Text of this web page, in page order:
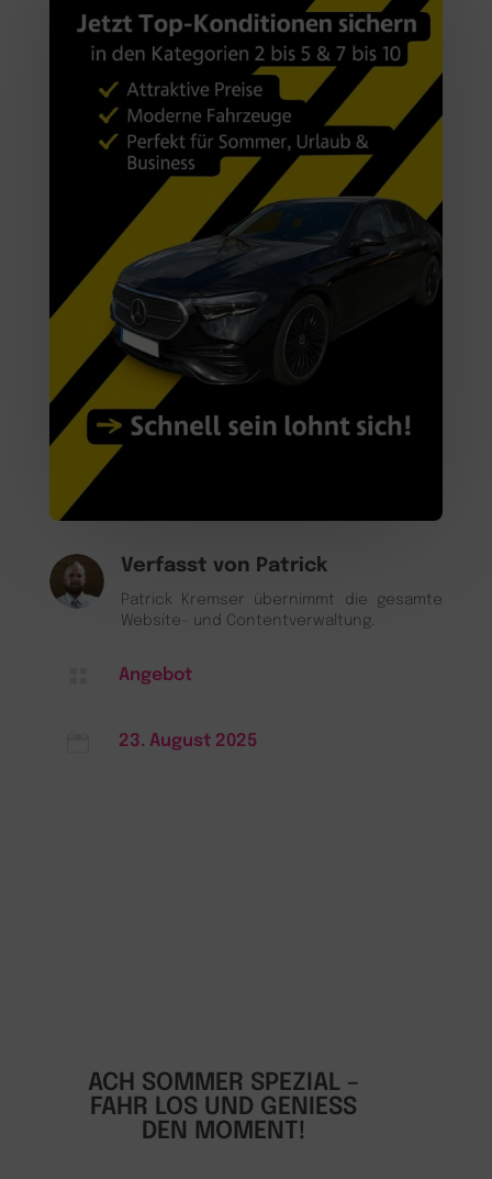
Verfasst von Patrick
Patrick Kremser übernimmt die gesamte
Website- und Contentverwaltung.
Angebot
23. August 2025
ACH SOMMER SPEZIAL –
FAHR LOS UND GENIESS D
EN MOMENT!